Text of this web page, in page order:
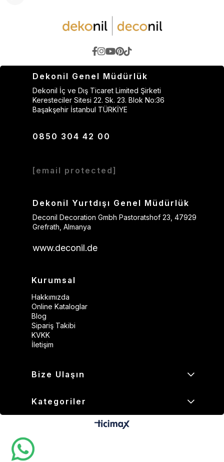
Dekonil Genel Müdürlük
Dekonil İç ve Dış Ticaret Limited Şirketi
Keresteciler Sitesi 22. Sk. 23. Blok No:36
Başakşehir İstanbul TÜRKİYE
0850 304 42 00
[email protected]
Dekonil Yurtdışı Genel Müdürlük
Deconil Decoration Gmbh Pastoratshof 23, 47929
Grefrath, Almanya
www.deconil.de
Kurumsal
Hakkımızda
Online Kataloglar
Blog
Sipariş Takibi
KVKK
İletişim
Bize Ulaşın
Kategoriler